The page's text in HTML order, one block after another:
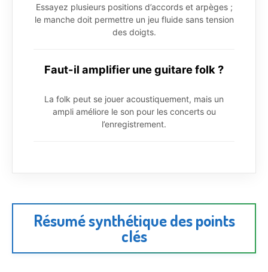
Essayez plusieurs positions d’accords et arpèges ;
le manche doit permettre un jeu fluide sans tension
des doigts.
Faut-il amplifier une guitare folk ?
La folk peut se jouer acoustiquement, mais un
ampli améliore le son pour les concerts ou
l’enregistrement.
Résumé synthétique des points
clés